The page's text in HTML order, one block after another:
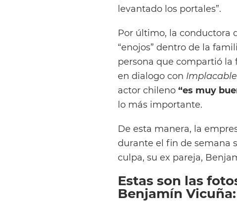
levantado los portales”.
Por último, la conductora
“enojos” dentro de la
persona que compartió la
en dialogo con
actor chileno “es muy
lo más importante.
De esta manera, la
durante el fin de semana
culpa, su ex pareja,
Estas son las
Benjamín Vicuña: